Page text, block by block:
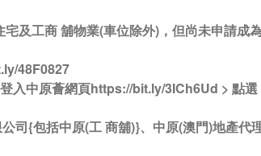
及工商 舖物業(車位除外)，但尚未申請成
48F0827
入中原薈網頁https://bit.ly/3ICh6Ud > 點
司{包括中原(工 商舖)}、中原(澳門)地產代